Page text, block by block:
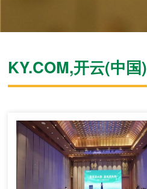
KY.COM,开云(中国)